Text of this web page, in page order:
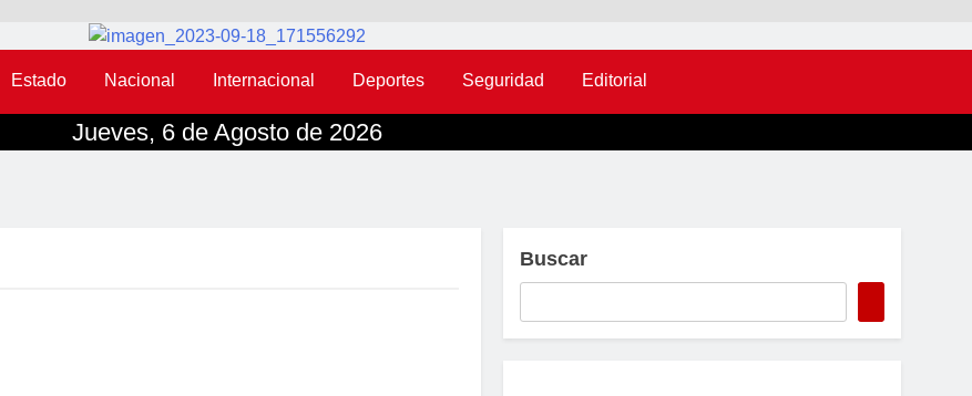
Estado Nacional Internacional Deportes Seguridad Editorial
Jueves, 6 de Agosto de 2026
Buscar